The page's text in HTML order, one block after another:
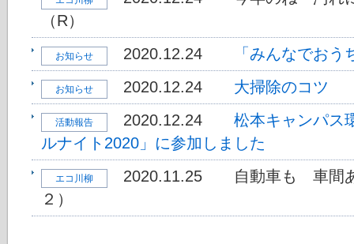
（R）
お知らせ 2020.12.24 「みんなでお
お知らせ 2020.12.24 大掃除のコツ
活動報告 2020.12.24 松本キャンパス
ルナイト2020」に参加しました
エコ川柳 2020.11.25 自動車も 車間
２）